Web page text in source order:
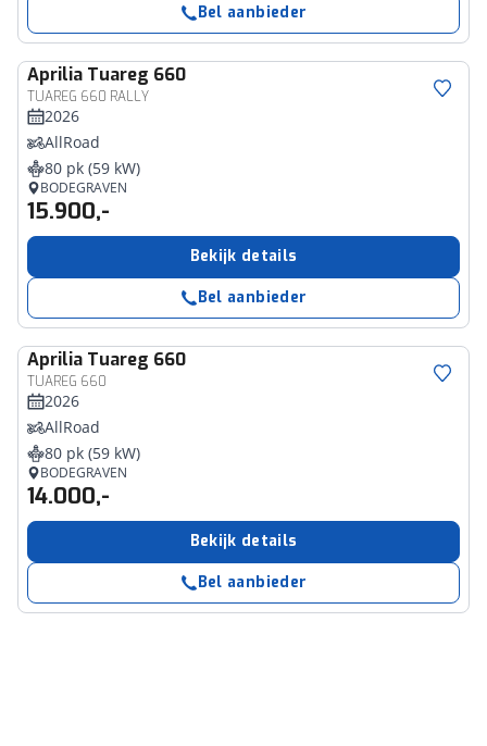
Bel aanbieder
Aprilia Tuareg 660
TUAREG 660 RALLY
2026
AllRoad
80 pk (59 kW)
BODEGRAVEN
15.900,-
Bekijk details
Bel aanbieder
Aprilia Tuareg 660
TUAREG 660
2026
AllRoad
80 pk (59 kW)
BODEGRAVEN
14.000,-
Bekijk details
Bel aanbieder